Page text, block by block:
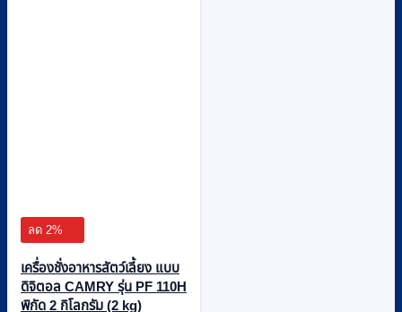
ลด 2%
เครื่องชั่งอาหารสัตว์เลี้ยง แบบ
ดิจิตอล CAMRY รุ่น PF 110H
พิกัด 2 กิโลกรัม (2 kg)